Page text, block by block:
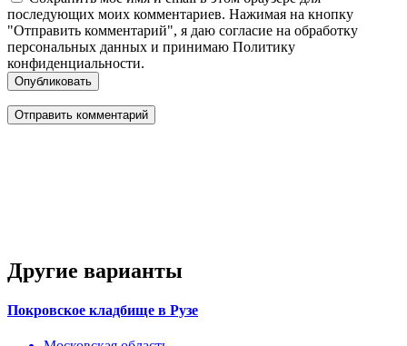
последующих моих комментариев. Нажимая на кнопку
"Отправить комментарий", я даю согласие на обработку
персональных данных и принимаю Политику
конфиденциальности.
Опубликовать
Другие варианты
Покровское кладбище в Рузе